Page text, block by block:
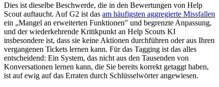
Dies ist dieselbe Beschwerde, die in den Bewertungen von Help
Scout auftaucht. Auf G2 ist das am häufigsten aggregierte Missfallen
ein „Mangel an erweiterten Funktionen" und begrenzte Anpassung,
und der wiederkehrende Kritikpunkt an Help Scouts KI
insbesondere ist, dass sie keine Aktionen durchführen oder aus Ihren
vergangenen Tickets lernen kann. Für das Tagging ist das alles
entscheidend: Ein System, das nicht aus den Tausenden von
Konversationen lernen kann, die Sie bereits korrekt getaggt haben,
ist auf ewig auf das Erraten durch Schlüsselwörter angewiesen.